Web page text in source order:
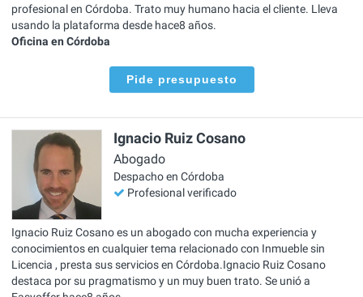
profesional en Córdoba. Trato muy humano hacia el cliente. Lleva
usando la plataforma desde hace8 años.
Oficina en Córdoba
Pide presupuesto
Ignacio Ruiz Cosano
Abogado
Despacho en Córdoba
Profesional verificado
Ignacio Ruiz Cosano es un abogado con mucha experiencia y
conocimientos en cualquier tema relacionado con Inmueble sin
Licencia , presta sus servicios en Córdoba.Ignacio Ruiz Cosano
destaca por su pragmatismo y un muy buen trato. Se unió a